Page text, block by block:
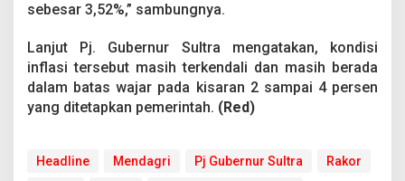
sebesar 3,52%,” sambungnya.
Lanjut Pj. Gubernur Sultra mengatakan, kondisi
inflasi tersebut masih terkendali dan masih berada
dalam batas wajar pada kisaran 2 sampai 4 persen
yang ditetapkan pemerintah. (Red)
Headline Mendagri Pj Gubernur Sultra
Rakor